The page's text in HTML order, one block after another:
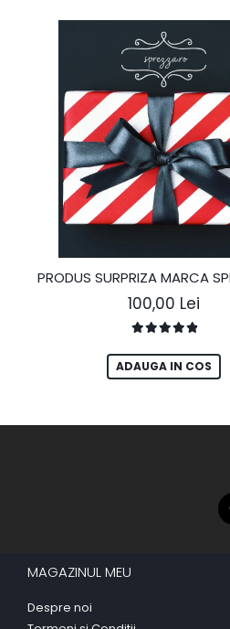
PRODUS SURPRIZA MARCA
100,00 Lei
ADAUGA IN COS
MAGAZINUL MEU
Despre noi